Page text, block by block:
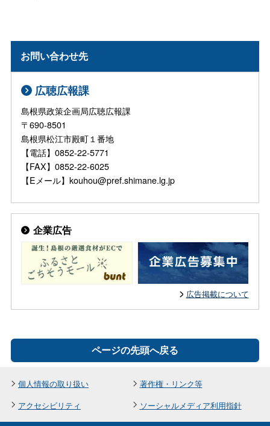
お問い合わせ先
広聴広報課
島根県政策企画局広聴広報課
〒690-8501
島根県松江市殿町１番地
【電話】0852-22-5771
【FAX】0852-22-6025
【Eメール】kouhou@pref.shimane.lg.jp
企業広告
広告掲載について
ページの先頭へ戻る
個人情報の取り扱い
著作権・リンク等
アクセシビリティ
ソーシャルメディア利用指針